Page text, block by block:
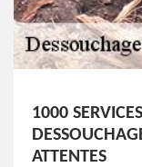
1000
ATTENTES